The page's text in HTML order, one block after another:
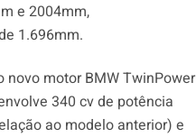
e 2004mm,
1.696mm.
motor BMW TwinPower
340 cv de potência
ao modelo anterior) e